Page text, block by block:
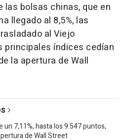
las bolsas chinas, que en
llegado al 8,5%, las
al Viejo
principales índices cedían
la apertura de Wall
un 7,11%, hasta los 9.547 puntos,
de Wall Street